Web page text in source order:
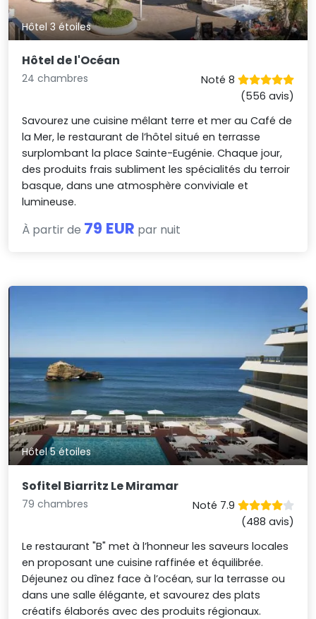
Hôtel 3 étoiles
Hôtel de l'Océan
24 chambres
Noté 8
(556 avis)
Savourez une cuisine mêlant terre et mer au Café de
la Mer, le restaurant de l’hôtel situé en terrasse
surplombant la place Sainte-Eugénie. Chaque jour,
des produits frais subliment les spécialités du terroir
basque, dans une atmosphère conviviale et
lumineuse.
À partir de 79 EUR par nuit
Hôtel 5 étoiles
Sofitel Biarritz Le Miramar
79 chambres
Noté 7.9
(488 avis)
Le restaurant "B" met à l’honneur les saveurs locales
en proposant une cuisine raffinée et équilibrée.
Déjeunez ou dînez face à l’océan, sur la terrasse ou
dans une salle élégante, et savourez des plats
créatifs élaborés avec des produits régionaux.